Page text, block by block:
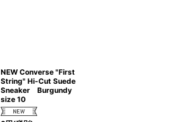
NEW Converse "First
String" Hi-Cut Suede
Sneaker Burgundy
size 10